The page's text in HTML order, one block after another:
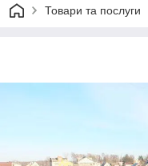
Товари та послуги